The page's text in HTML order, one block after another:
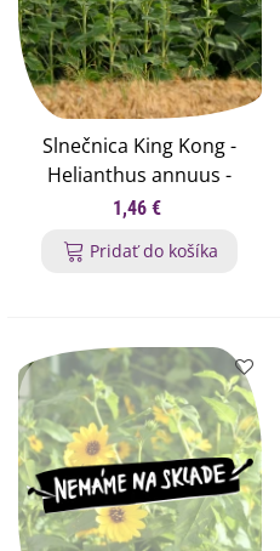
Slnečnica King Kong -
Helianthus annuus -
semená - 6 ks
1,46 €
Pridať do košíka